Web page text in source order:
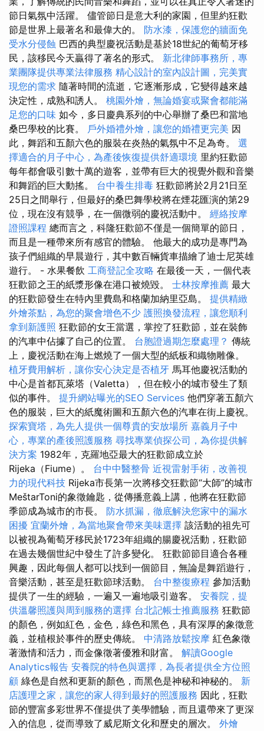
節日氣氛中活躍。 儘管節日是意大利的家園，但里約狂歡
節是世界上最著名和最偉大的。 防水漆，保護您的牆面免
受水分侵蝕 巴西的典型慶祝活動是基於18世紀的葡萄牙移
民，該移民今天贏得了著名的形式。 新北律師事務所，專
業團隊提供專業法律服務 精心設計的室內設計圖，完美實
現您的需求 隨著時間的流逝，它逐漸形成，它變得越來越
決定性，成熟和誘人。 桃園外燴，無論婚宴或聚會都能滿
足您的口味 如今，多日慶典系列的中心舉辦了桑巴和當地
桑巴學校的比賽。 戶外婚禮外燴，讓您的婚禮更完美 因
此，舞蹈和五顏六色的服裝在炎熱的氣氛中不足為奇。 選
擇適合的月子中心，為產後恢復提供舒適環境 里約狂歡節
每年都會吸引數十萬的遊客，並帶有巨大的視覺外觀和音樂
和舞蹈的巨大動搖。 台中養生排毒 狂歡節將於2月21日至
25日之間舉行，但最好的桑巴舞學校將在煙花匯演的第29
位，現在沒有競爭，在一個微弱的慶祝活動中。 經絡按摩
證照課程 總而言之，科隆狂歡節不僅是一個簡單的節日，
而且是一種帶來所有感官的體驗。 他最大的成功是專門為
孩子們組織的早晨遊行，其中數百輛貨車描繪了迪士尼英雄
遊行。 - 水果餐飲 工商登記全攻略 在最後一天，一個代表
狂歡節之王的紙漿形像在港口被燒毀。 士林按摩推薦 最大
的狂歡節發生在特內里費島和格蘭加納里亞島。 提供精緻
外燴茶點，為您的聚會增色不少 護照換發流程，讓您順利
拿到新護照 狂歡節的女王當選，掌控了狂歡節，並在裝飾
的汽車中佔據了自己的位置。 台胞證過期怎麼處理？ 傳統
上，慶祝活動在海上燃燒了一個大型的紙板和織物雕像。
植牙費用解析，讓你安心決定是否植牙 馬耳他慶祝活動的
中心是首都瓦萊塔（Valetta），但在較小的城市發生了類
似的事件。 提升網站曝光的SEO Services 他們穿著五顏六
色的服裝，巨大的紙魔術圖和五顏六色的汽車在街上慶祝。
探索寶塔，為先人提供一個尊貴的安放場所 嘉義月子中
心，專業的產後照護服務 尋找專業偵探公司，為你提供解
決方案 1982年，克羅地亞最大的狂歡節成立於
Rijeka（Fiume）。 台中中醫整骨 近視雷射手術，改善視
力的現代科技 Rijeka市長第一次將移交狂歡節“大師”的城市
MeštarToni的象徵鑰匙，從傳播意義上講，他將在狂歡節
季節成為城市的市長。 防水抓漏，徹底解決您家中的漏水
困擾 宜蘭外燴，為當地聚會帶來美味選擇 該活動的祖先可
以被視為葡萄牙移民於1723年組織的腸慶祝活動，狂歡節
在過去幾個世紀中發生了許多變化。 狂歡節節目適合各種
興趣，因此每個人都可以找到一個節目，無論是舞蹈遊行，
音樂活動，甚至是狂歡節球活動。 台中整復療程 參加活動
提供了一生的經驗，一遍又一遍地吸引遊客。 安養院，提
供溫馨照護與周到服務的選擇 台北記帳士推薦服務 狂歡節
的顏色，例如紅色，金色，綠色和黑色，具有深厚的象徵意
義，並植根於事件的歷史傳統。 中清路放鬆按摩 紅色象徵
著激情和活力，而金像徵著優雅和財富。 解讀Google
Analytics報告 安養院的特色與選擇，為長者提供全方位照
顧 綠色是自然和更新的顏色，而黑色是神秘和神秘的。 新
店護理之家，讓您的家人得到最好的照護服務 因此，狂歡
節的豐富多彩世界不僅提供了美學體驗，而且還帶來了更深
入的信息，從而導致了威尼斯文化和歷史的層次。 外燴